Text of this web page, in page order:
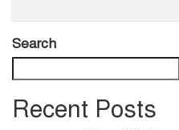
Search
Recent Posts